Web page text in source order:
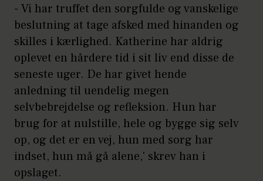
- Vi har truffet den sorgfulde og vanskelige
beslutning at tage afsked med hinanden og
skilles i kærlighed. Katherine har aldrig
oplevet en hårdere tid i sit liv end disse de
seneste uger. De har givet hende
anledning til uendelig megen
selvbebrejdelse og refleksion. Hun har
brug for at nulstille, hele og bygge sig selv
op, og det er en vej, hun med sorg har
indset, hun må gå alene,' skrev han i
opslaget.